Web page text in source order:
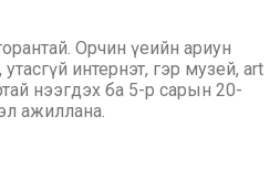
Орчин үеийн ариун
интернэт, гэр музей, art
нээгдэх ба 5-р сарын 20-
ажиллана.